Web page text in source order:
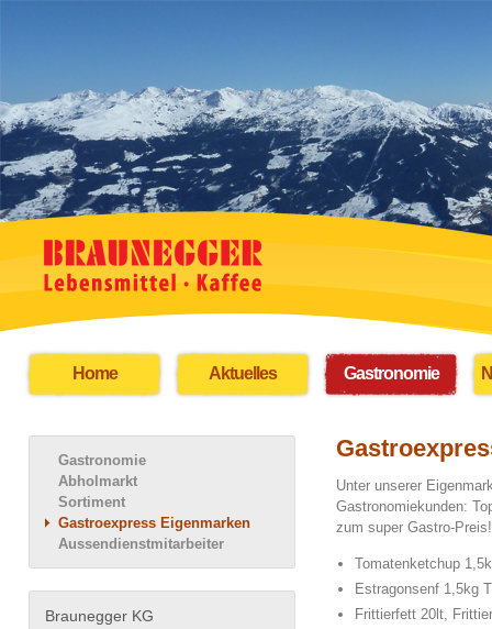
Home Aktuelles Gastronomie
Gastronomie
Abholmarkt
Sortiment
Gastroexpress Eigenmarken
Aussendienstmitarbeiter
Braunegger KG
Unter unserer
Gastronomiekunden:
zum super Gastro-Preis!
Tomatenketchup
Estragonsenf 1,5kg
Frittierfett 20lt,